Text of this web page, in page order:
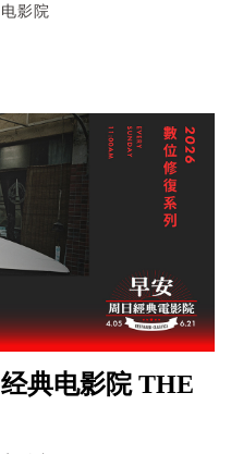
影院
典电影院 THE